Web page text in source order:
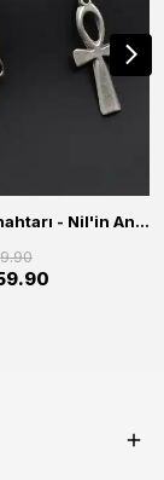
2'li Ankh Anahtarı - Nil'in Anahtarı - Kuru Kafa Erkek Kadın Kolye Seti